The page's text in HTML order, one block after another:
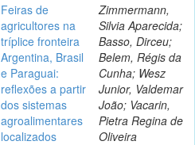
Feiras de
agricultores na
tríplice fronteira
Argentina, Brasil
e Paraguai:
reflexões a partir
dos sistemas
agroalimentares
localizados
Zimmermann,
Silvia Aparecida;
Basso, Dirceu;
Belem, Régis da
Cunha; Wesz
Junior, Valdemar
João; Vacarin,
Pietra Regina de
Oliveira